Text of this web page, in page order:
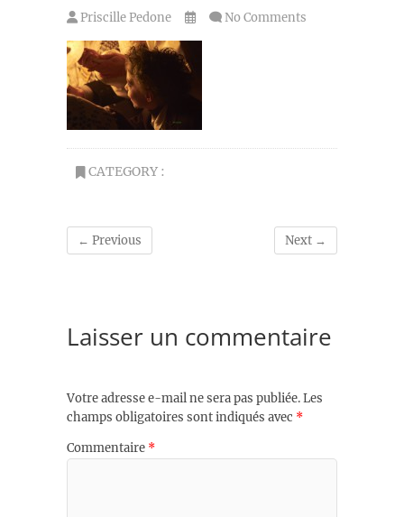
Priscille Pedone No Comments
CATEGORY :
← Previous Next →
Laisser un commentaire
Votre adresse e-mail ne sera pas publiée.Les
champs obligatoires sont indiqués avec *
Commentaire *